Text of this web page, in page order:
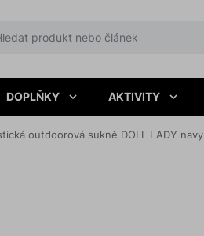
DOPLŇKY AKTIVITY
outdoorová sukně DOLL LADY navy